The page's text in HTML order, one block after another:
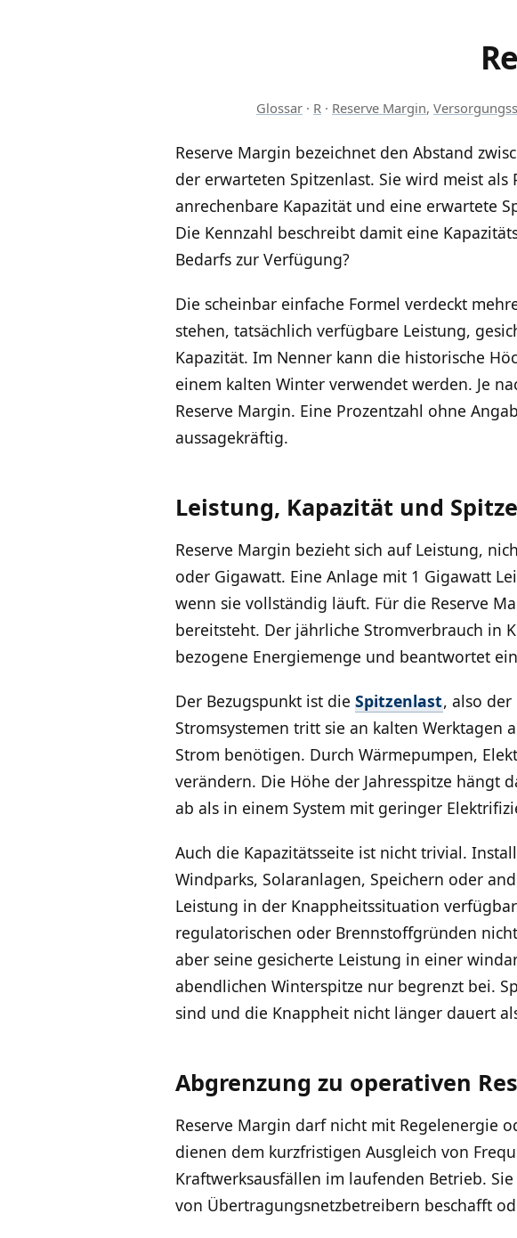
Glossar· R· Reserve Margin,
Reserve Margin bezeichnet den Abstand
der erwarteten Spitzenlast. Sie wird meist
anrechenbare Kapazität und eine erwartete
Die Kennzahl beschreibt damit eine
Bedarfs zur Verfügung?
Die scheinbar einfache Formel verdeckt
stehen, tatsächlich verfügbare Leistung,
Kapazität. Im Nenner kann die historische
einem kalten Winter verwendet werden. Je
Reserve Margin. Eine Prozentzahl ohne
aussagekräftig.
Leistung, Kapazität und
Reserve Margin bezieht sich auf Leistung,
oder Gigawatt. Eine Anlage mit 1 Gigawatt
wenn sie vollständig läuft. Für die Reserve
bereitsteht. Der jährliche Stromverbrauch in
bezogene Energiemenge und beantwortet
Der Bezugspunkt ist die Spitzenlast, also
Stromsystemen tritt sie an kalten Werktagen
Strom benötigen. Durch Wärmepumpen,
verändern. Die Höhe der Jahresspitze hängt
ab als in einem System mit geringer
Auch die Kapazitätsseite ist nicht trivial.
Windparks, Solaranlagen, Speichern oder
Leistung in der Knappheitssituation
regulatorischen oder Brennstoffgründen
aber seine gesicherte Leistung in einer
abendlichen Winterspitze nur begrenzt bei.
sind und die Knappheit nicht länger dauert
Abgrenzung zu operativen
Reserve Margin darf nicht mit Regelenergie
dienen dem kurzfristigen Ausgleich von
Kraftwerksausfällen im laufenden Betrieb.
von Übertragungsnetzbetreibern beschafft